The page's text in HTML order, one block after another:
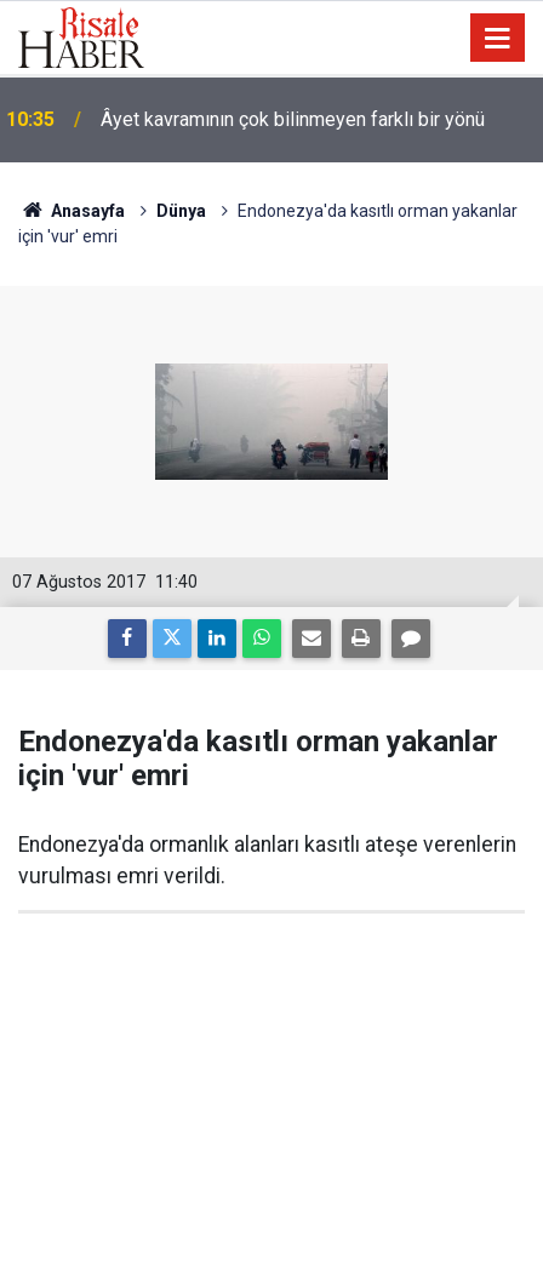
09:25 İyi Müslüman olmanın ölçüsü nedir?
Anasayfa Dünya
Endonezya'da kasıtlı orman yakanlar
için 'vur' emri
11:40
07 Ağustos 2017
Endonezya'da kasıtlı orman yakanlar
için 'vur' emri
Endonezya'da ormanlık alanları kasıtlı ateşe verenlerin
vurulması emri verildi.